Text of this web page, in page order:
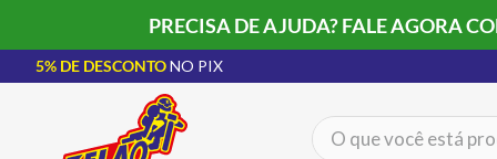
PRECISA DE AJUDA? FALE AGORA
5% DE DESCONTONO PIX
O que você está